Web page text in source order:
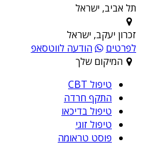
תל אביב, ישראל
זכרון יעקב, ישראל
לפרטים
הודעה לווטסאפ
המיקום שלך
טיפול CBT
התקף חרדה
טיפול בדיכאו
טיפול זוגי
פוסט טראומה